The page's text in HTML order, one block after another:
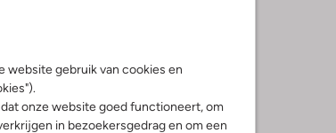
website gebruik van cookies en
onze website goed functioneert, om
in bezoekersgedrag en om een